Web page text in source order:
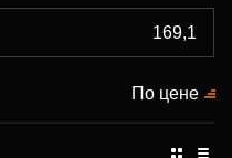
По цене